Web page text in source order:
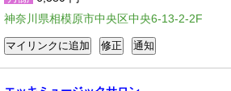
神奈川県相模原市中央区中央6-13-2-2F